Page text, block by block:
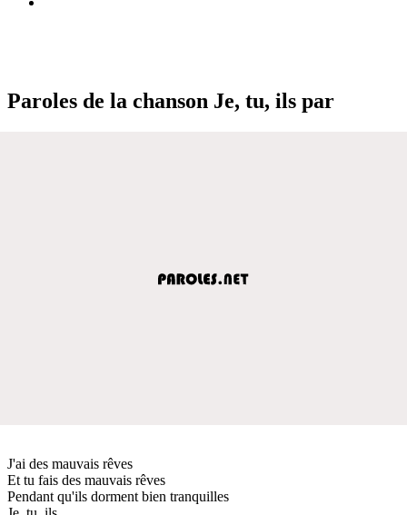
Paroles de la chanson Je, tu, ils par
J'ai des mauvais rêves
Et tu fais des mauvais rêves
Pendant qu'ils dorment bien tranquilles